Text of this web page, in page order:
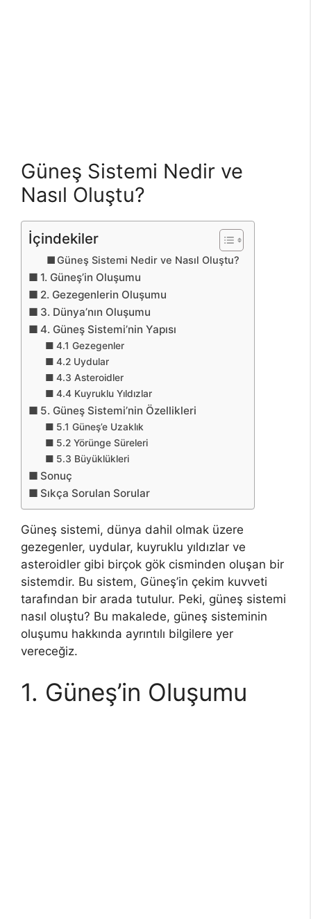
Güneş Sistemi Nedir ve
Nasıl Oluştu?
İçindekiler
Güneş Sistemi Nedir ve Nasıl Oluştu?
1. Güneş’in Oluşumu
2. Gezegenlerin Oluşumu
3. Dünya’nın Oluşumu
4. Güneş Sistemi’nin Yapısı
4.1 Gezegenler
4.2 Uydular
4.3 Asteroidler
4.4 Kuyruklu Yıldızlar
5. Güneş Sistemi’nin Özellikleri
5.1 Güneş’e Uzaklık
5.2 Yörünge Süreleri
5.3 Büyüklükleri
Sonuç
Sıkça Sorulan Sorular
Güneş sistemi, dünya dahil olmak üzere
gezegenler, uydular, kuyruklu yıldızlar ve
asteroidler gibi birçok gök cisminden oluşan bir
sistemdir. Bu sistem, Güneş’in çekim kuvveti
tarafından bir arada tutulur. Peki, güneş sistemi
nasıl oluştu? Bu makalede, güneş sisteminin
oluşumu hakkında ayrıntılı bilgilere yer
vereceğiz.
1. Güneş’in Oluşumu